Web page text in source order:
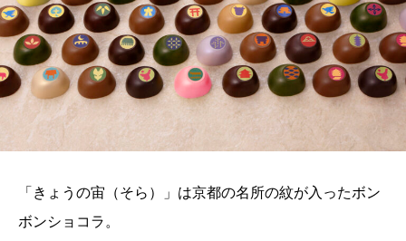
「きょうの宙（そら）」は京都の名所の紋が入ったボン
ボンショコラ。